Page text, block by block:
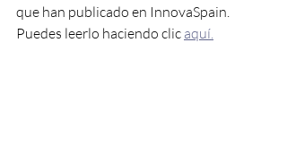
que han publicado en InnovaSpain.
Puedes leerlo haciendo clic aquí.